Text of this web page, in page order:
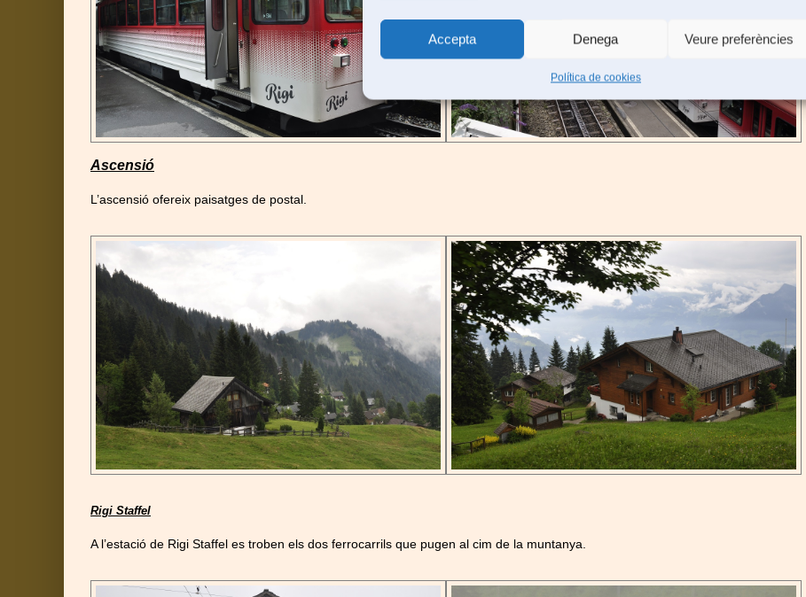
Accepta Denega Veure preferències
Política de cookies
Ascensió
L’ascensió ofereix paisatges de postal.
Rigi Staffel
A l’estació de Rigi Staffel es troben els dos ferrocarrils que pugen al cim de la muntanya.